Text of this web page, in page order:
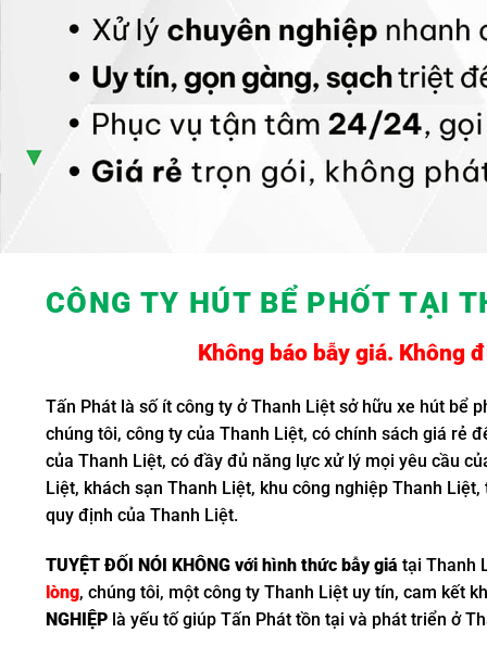
CÔNG TY HÚT BỂ PHỐT TẠI
Không báo bẫy giá. Không
Tấn Phát là số ít công ty ở Thanh Liệt sở hữu xe hút bể
chúng tôi, công ty của Thanh Liệt, có chính sách giá rẻ
của Thanh Liệt, có đầy đủ năng lực xử lý mọi yêu cầu
Liệt, khách sạn Thanh Liệt, khu công nghiệp Thanh
quy định của Thanh Liệt.
TUYỆT ĐỐI NÓI KHÔNG với hình thức bẫy giá tại Thanh
lòng, chúng tôi, một công ty Thanh Liệt uy tín, cam kết
NGHIỆP là yếu tố giúp Tấn Phát tồn tại và phát triển ở